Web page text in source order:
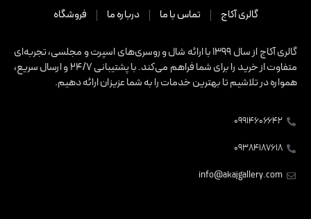
گالری آکاج تماس با ما درباره ما فروشگاه
گالری آکاج از سال 1399 با ارائه شال و روسری‌های اسپرت و مجلسی، تجربه‌ای
متفاوت از خرید را برای شما فراهم می‌کند. با پشتیبانی 24/7 و ارسال سریع،
همواره در تلاشیم تا بهترین خدمات را به شما عزیزان ارائه دهیم.
۰۹۹۱۴۶۰۶۶۴۲
۰۹۳۸۴۱۸۷۶۱۸
info@akajgallery.com